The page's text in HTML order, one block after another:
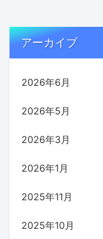
アーカイブ
2026年6月
2026年5月
2026年3月
2026年1月
2025年11月
2025年10月